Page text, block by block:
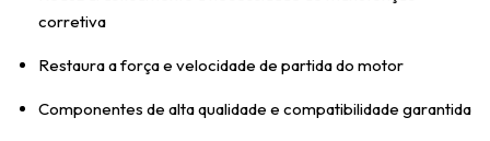
corretiva
Restaura a força e velocidade de partida do motor
Componentes de alta qualidade e compatibilidade garantida